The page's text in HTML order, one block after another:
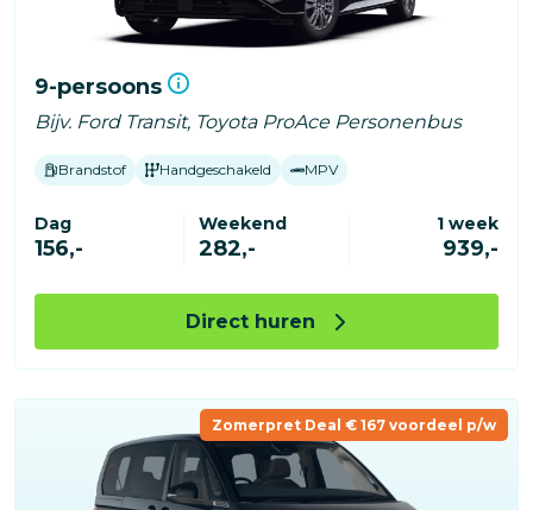
9-persoons
Bijv. Ford Transit, Toyota ProAce Personenbus
Brandstof Handgeschakeld MPV
Dag
156,-
Weekend
282,-
1 week
939,-
Direct huren
Zomerpret Deal € 167 voordeel p/w